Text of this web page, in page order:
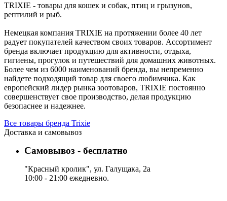
TRIXIE - товары для кошек и собак, птиц и грызунов,
рептилий и рыб.
Немецкая компания TRIXIE на протяжении более 40 лет
радует покупателей качеством своих товаров. Ассортимент
бренда включает продукцию для активности, отдыха,
гигиены, прогулок и путешествий для домашних животных.
Более чем из 6000 наименований бренда, вы непременно
найдете подходящий товар для своего любимчика. Как
европейский лидер рынка зоотоваров, TRIXIE постоянно
совершенствует свое производство, делая продукцию
безопаснее и надежнее.
Все товары бренда Trixie
Доставка и самовывоз
Самовывоз - бесплатно
"Красный кролик", ул. Галущака, 2а
10:00 - 21:00 ежедневно.